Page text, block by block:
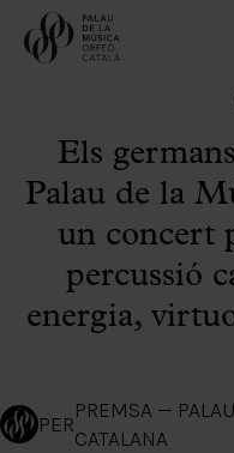
Els
Palau de la
un concert
percussió
energia,
PER
PREMSA —
CATALANA